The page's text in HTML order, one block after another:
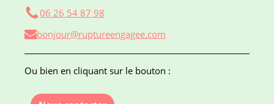
06 26 54 87 98
bonjour@ruptureengagee.com
Ou bien en cliquant sur le bouton :